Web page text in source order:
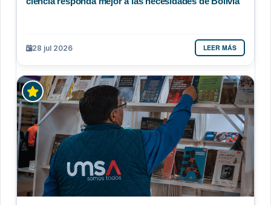
28 jul 2026 LEER MÁS